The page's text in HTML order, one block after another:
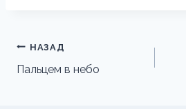
Навигация
по
НАЗАД
Пальцем в небо